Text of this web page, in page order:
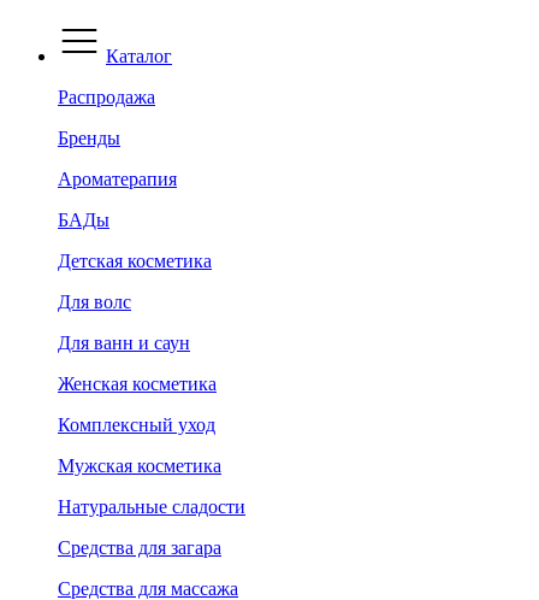
Каталог
Распродажа
Бренды
Ароматерапия
БАДы
Детская косметика
Для волс
Для ванн и саун
Женская косметика
Комплексный уход
Мужская косметика
Натуральные сладости
Средства для загара
Средства для массажа